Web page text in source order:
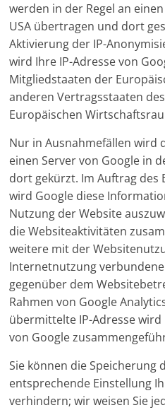
werden in der Regel an
USA übertragen und dort
Aktivierung der IP-
wird Ihre IP-Adresse von
Mitgliedstaaten der
anderen Vertragsstaaten
Europäischen
Nur in Ausnahmefällen wird
einen Server von Google in
dort gekürzt. Im Auftrag des
wird Google diese
Nutzung der Website
die Websiteaktivitäten
weitere mit der
Internetnutzung
gegenüber dem
Rahmen von Google
übermittelte IP-Adresse
von Google
Sie können die Speicherung
entsprechende Einstellung
verhindern; wir weisen Sie